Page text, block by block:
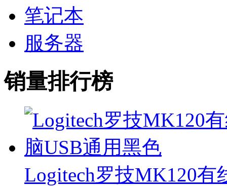
笔记本
服务器
销量排行榜
Logitech罗技MK120